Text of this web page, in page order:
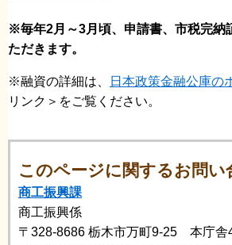
※毎年2月～3月頃、申請書、市税完納
ただきます。
※融資の詳細は、 日本政策金融公庫の
リンク＞ をご覧ください。
このページに関するお問い
商工振興課
商工振興係
〒328-8686 栃木市万町9-25 本庁舎